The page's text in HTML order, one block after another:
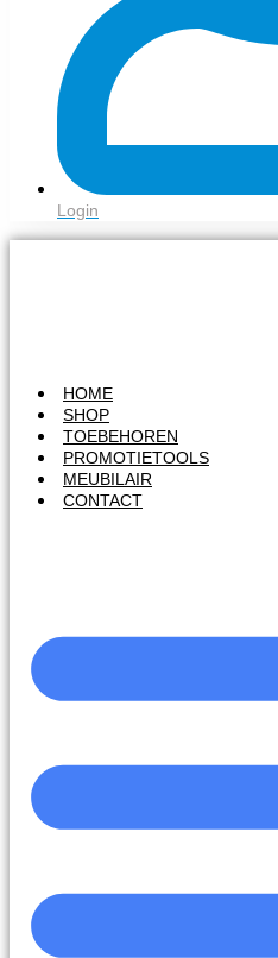
Login
HOME
SHOP
TOEBEHOREN
PROMOTIETOOLS
MEUBILAIR
CONTACT